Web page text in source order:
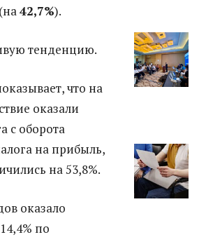
42,7%).
тенденцию.
что на
оказали
с оборота
на прибыль,
на 53,8%.
оказало
по